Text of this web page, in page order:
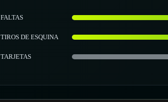
FALTAS
TIROS DE ESQUINA
TARJETAS